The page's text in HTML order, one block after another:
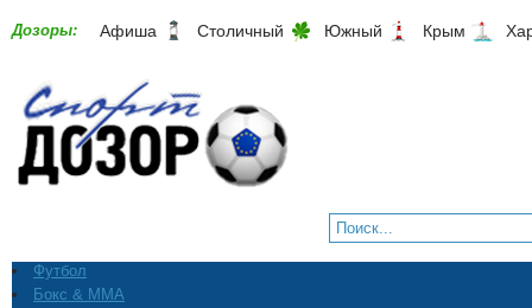
Дозоры: Афиша Столичный Южный Крым
Футбол
Бокс & ММА